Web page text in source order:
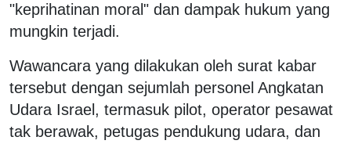
"keprihatinan moral" dan dampak hukum yang
mungkin terjadi.
Wawancara yang dilakukan oleh surat kabar
tersebut dengan sejumlah personel Angkatan
Udara Israel, termasuk pilot, operator pesawat
tak berawak, petugas pendukung udara, dan